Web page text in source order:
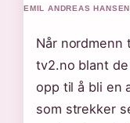
EMIL ANDREAS
Når
tv2.no blant
opp til å bli en
som strekker